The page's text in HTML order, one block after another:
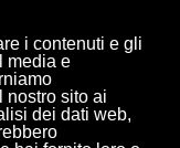
i contenuti e gli
media e
nostro sito ai
dei dati web,